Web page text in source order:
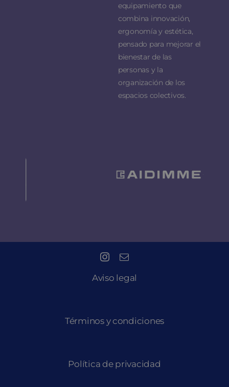
equipamiento que
combina innovación,
ergonomía y estética,
pensado para mejorar el
bienestar de las
personas y la
organización de los
espacios colectivos.
Aviso legal
Términos y condiciones
Política de privacidad